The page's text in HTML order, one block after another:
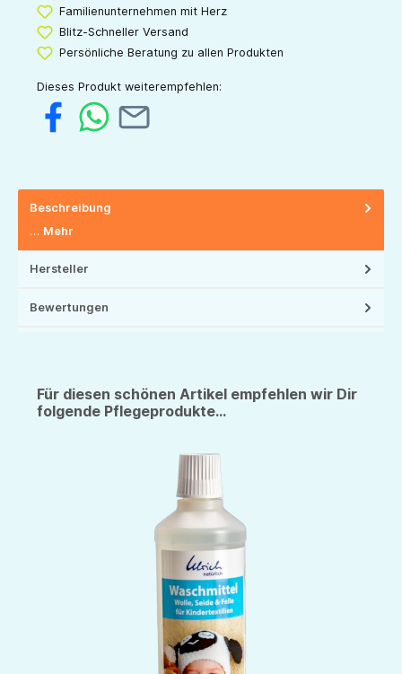
Familienunternehmen mit Herz
Blitz-Schneller Versand
Persönliche Beratung zu allen Produkten
Dieses Produkt weiterempfehlen:
Beschreibung
… Mehr
Hersteller
Bewertungen
Für diesen schönen Artikel empfehlen wir Dir
folgende Pflegeprodukte...